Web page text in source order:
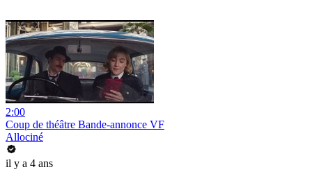
2:00
Coup de théâtre Bande-annonce VF
Allociné
il y a 4 ans